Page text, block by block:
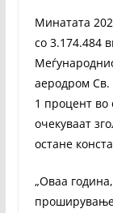
Минатата
со 3.174.484
аеродром Св.
1 процент во
очекуваат
остане
„Оваа